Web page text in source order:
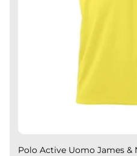
Polo Active Uomo James